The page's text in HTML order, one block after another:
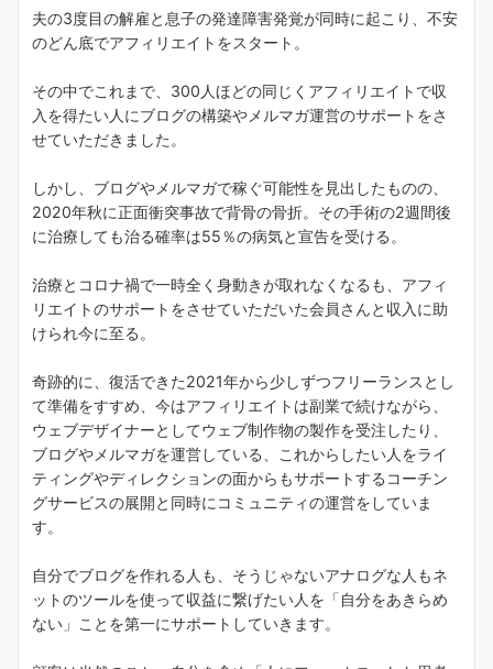
夫の3度目の解雇と息子の発達障害発覚が同時に起こり、不安
のどん底でアフィリエイトをスタート。
その中でこれまで、300人ほどの同じくアフィリエイトで収
入を得たい人にブログの構築やメルマガ運営のサポートをさ
せていただきました。
しかし、ブログやメルマガで稼ぐ可能性を見出したものの、
2020年秋に正面衝突事故で背骨の骨折。その手術の2週間後
に治療しても治る確率は55％の病気と宣告を受ける。
治療とコロナ禍で一時全く身動きが取れなくなるも、アフィ
リエイトのサポートをさせていただいた会員さんと収入に助
けられ今に至る。
奇跡的に、復活できた2021年から少しずつフリーランスとし
て準備をすすめ、今はアフィリエイトは副業で続けながら、
ウェブデザイナーとしてウェブ制作物の製作を受注したり、
ブログやメルマガを運営している、これからしたい人をライ
ティングやディレクションの面からもサポートするコーチン
グサービスの展開と同時にコミュニティの運営をしていま
す。
自分でブログを作れる人も、そうじゃないアナログな人もネ
ットのツールを使って収益に繋げたい人を「自分をあきらめ
ない」ことを第一にサポートしていきます。